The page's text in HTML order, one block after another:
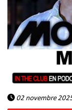
02 novembre